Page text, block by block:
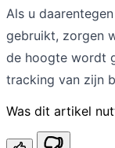
Als u
gebruikt, zorgen
de hoogte wordt
tracking van zijn
Was dit artikel